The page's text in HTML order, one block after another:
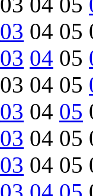
03 04 05
03 04 05
03 04 05
03 04 05
03 04 05
03 04 05